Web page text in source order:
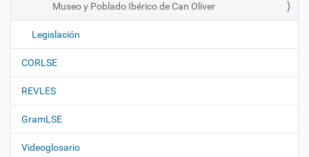
Museo y Poblado Ibérico de Can Oliver
Legislación
CORLSE
REVLES
GramLSE
Videoglosario